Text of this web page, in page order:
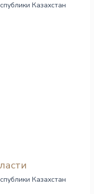
Казахстан
Казахстан